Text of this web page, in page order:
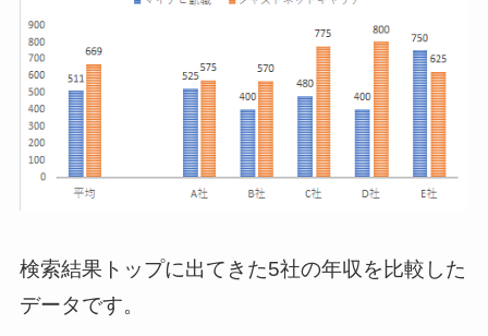
検索結果トップに出てきた5社の年収を比較した
データです。